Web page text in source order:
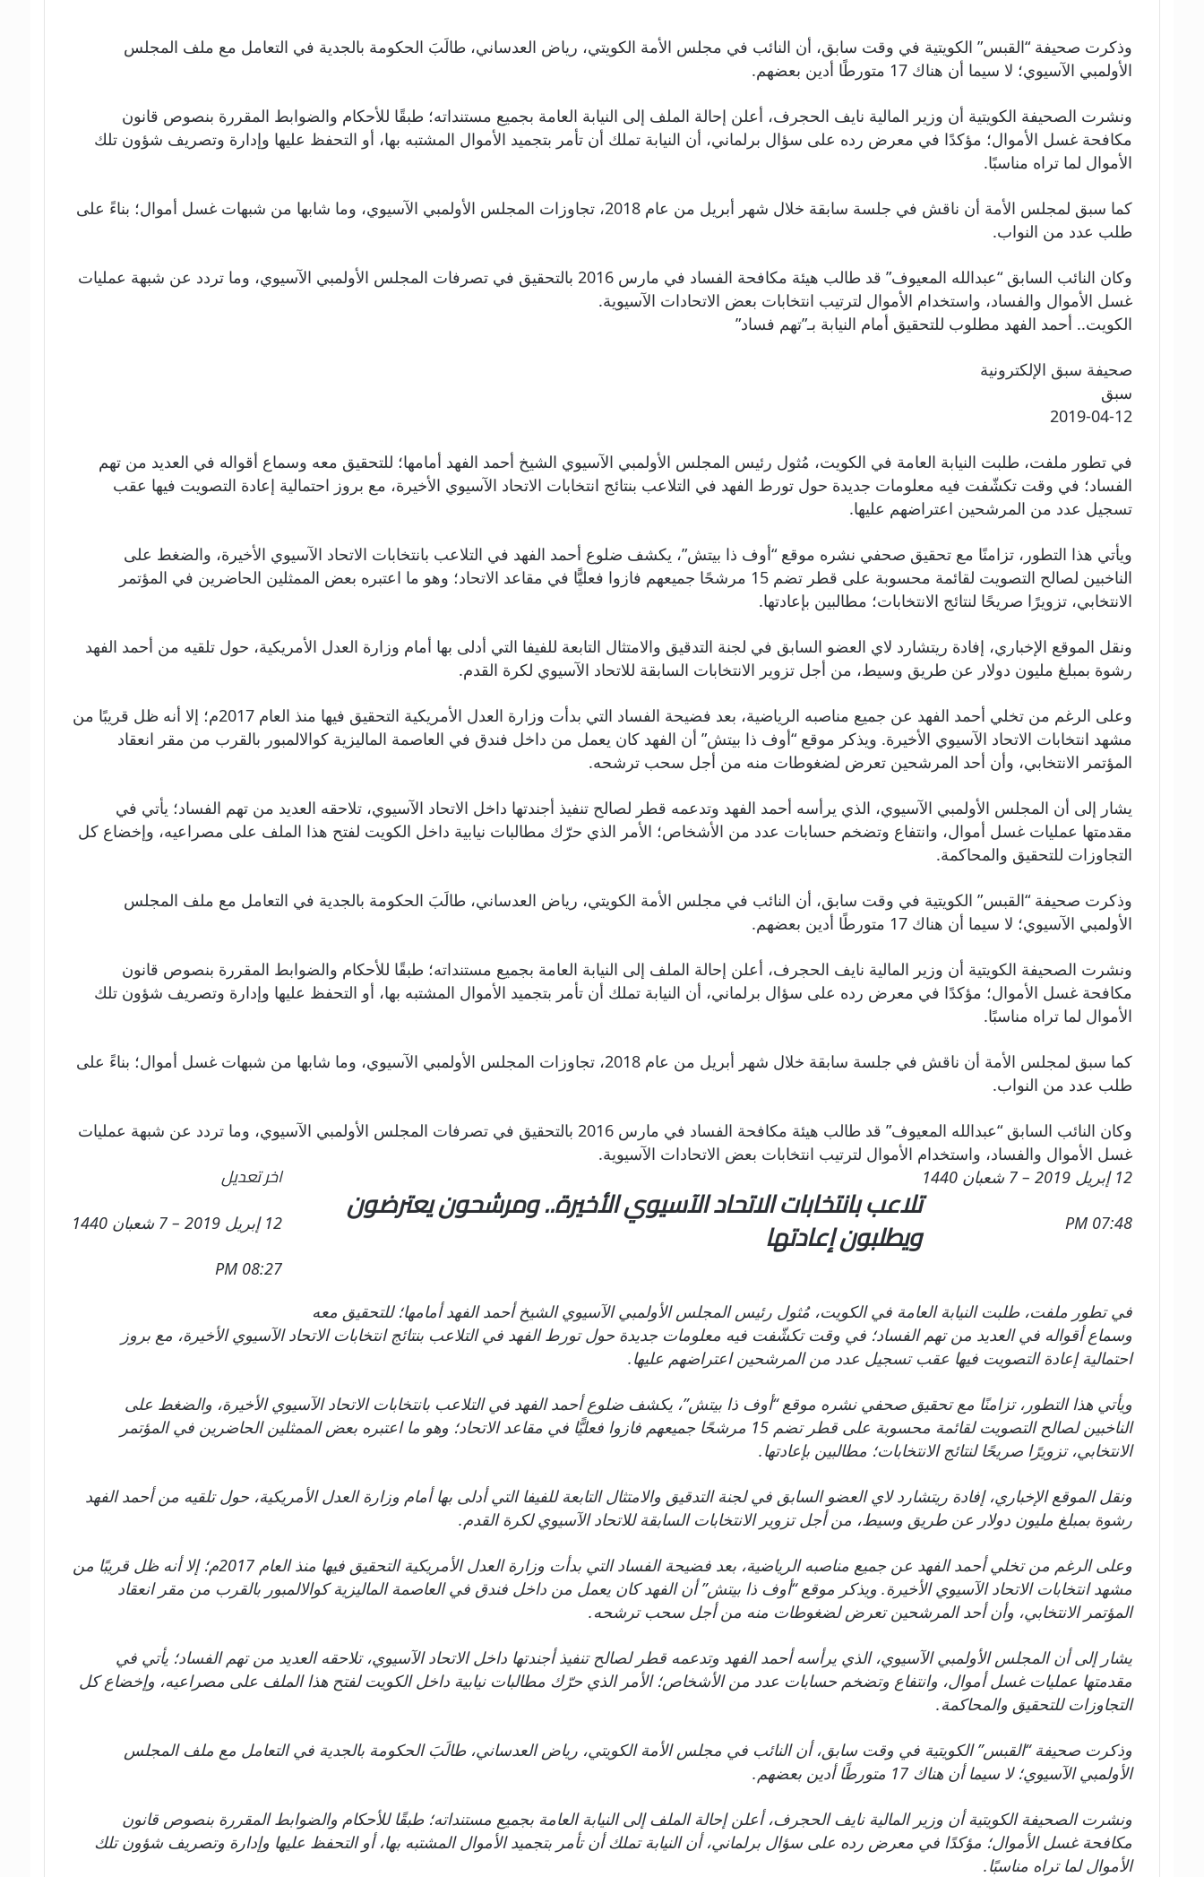
وذكرت صحيفة “القبس” الكويتية في وقت سابق، أن النائب في مجلس الأمة الكويتي، رياض العدساني، طالَبَ الحكومة بالجدية في التعامل مع ملف المجلس
الأولمبي الآسيوي؛ لا سيما أن هناك 17 متورطًا أدين بعضهم.
ونشرت الصحيفة الكويتية أن وزير المالية نايف الحجرف، أعلن إحالة الملف إلى النيابة العامة بجميع مستنداته؛ طبقًا للأحكام والضوابط المقررة بنصوص قانون
مكافحة غسل الأموال؛ مؤكدًا في معرض رده على سؤال برلماني، أن النيابة تملك أن تأمر بتجميد الأموال المشتبه بها، أو التحفظ عليها وإدارة وتصريف شؤون تلك
الأموال لما تراه مناسبًا.
كما سبق لمجلس الأمة أن ناقش في جلسة سابقة خلال شهر أبريل من عام 2018، تجاوزات المجلس الأولمبي الآسيوي، وما شابها من شبهات غسل أموال؛ بناءً على
طلب عدد من النواب.
وكان النائب السابق “عبدالله المعيوف” قد طالب هيئة مكافحة الفساد في مارس 2016 بالتحقيق في تصرفات المجلس الأولمبي الآسيوي، وما تردد عن شبهة عمليات
غسل الأموال والفساد، واستخدام الأموال لترتيب انتخابات بعض الاتحادات الآسيوية.
الكويت.. أحمد الفهد مطلوب للتحقيق أمام النيابة بـ”تهم فساد”
صحيفة سبق الإلكترونية
سبق
2019-04-12
في تطور ملفت، طلبت النيابة العامة في الكويت، مُثول رئيس المجلس الأولمبي الآسيوي الشيخ أحمد الفهد أمامها؛ للتحقيق معه وسماع أقواله في العديد من تهم
الفساد؛ في وقت تكشّفت فيه معلومات جديدة حول تورط الفهد في التلاعب بنتائج انتخابات الاتحاد الآسيوي الأخيرة، مع بروز احتمالية إعادة التصويت فيها عقب
تسجيل عدد من المرشحين اعتراضهم عليها.
ويأتي هذا التطور، تزامنًا مع تحقيق صحفي نشره موقع “أوف ذا بيتش”، يكشف ضلوع أحمد الفهد في التلاعب بانتخابات الاتحاد الآسيوي الأخيرة، والضغط على
الناخبين لصالح التصويت لقائمة محسوبة على قطر تضم 15 مرشحًا جميعهم فازوا فعليًّا في مقاعد الاتحاد؛ وهو ما اعتبره بعض الممثلين الحاضرين في المؤتمر
الانتخابي، تزويرًا صريحًا لنتائج الانتخابات؛ مطالبين بإعادتها.
ونقل الموقع الإخباري، إفادة ريتشارد لاي العضو السابق في لجنة التدقيق والامتثال التابعة للفيفا التي أدلى بها أمام وزارة العدل الأمريكية، حول تلقيه من أحمد الفهد
رشوة بمبلغ مليون دولار عن طريق وسيط، من أجل تزوير الانتخابات السابقة للاتحاد الآسيوي لكرة القدم.
وعلى الرغم من تخلي أحمد الفهد عن جميع مناصبه الرياضية، بعد فضيحة الفساد التي بدأت وزارة العدل الأمريكية التحقيق فيها منذ العام 2017م؛ إلا أنه ظل قريبًا من
مشهد انتخابات الاتحاد الآسيوي الأخيرة. ويذكر موقع “أوف ذا بيتش” أن الفهد كان يعمل من داخل فندق في العاصمة الماليزية كوالالمبور بالقرب من مقر انعقاد
المؤتمر الانتخابي، وأن أحد المرشحين تعرض لضغوطات منه من أجل سحب ترشحه.
يشار إلى أن المجلس الأولمبي الآسيوي، الذي يرأسه أحمد الفهد وتدعمه قطر لصالح تنفيذ أجندتها داخل الاتحاد الآسيوي، تلاحقه العديد من تهم الفساد؛ يأتي في
مقدمتها عمليات غسل أموال، وانتفاع وتضخم حسابات عدد من الأشخاص؛ الأمر الذي حرّك مطالبات نيابية داخل الكويت لفتح هذا الملف على مصراعيه، وإخضاع كل
التجاوزات للتحقيق والمحاكمة.
وذكرت صحيفة “القبس” الكويتية في وقت سابق، أن النائب في مجلس الأمة الكويتي، رياض العدساني، طالَبَ الحكومة بالجدية في التعامل مع ملف المجلس
الأولمبي الآسيوي؛ لا سيما أن هناك 17 متورطًا أدين بعضهم.
ونشرت الصحيفة الكويتية أن وزير المالية نايف الحجرف، أعلن إحالة الملف إلى النيابة العامة بجميع مستنداته؛ طبقًا للأحكام والضوابط المقررة بنصوص قانون
مكافحة غسل الأموال؛ مؤكدًا في معرض رده على سؤال برلماني، أن النيابة تملك أن تأمر بتجميد الأموال المشتبه بها، أو التحفظ عليها وإدارة وتصريف شؤون تلك
الأموال لما تراه مناسبًا.
كما سبق لمجلس الأمة أن ناقش في جلسة سابقة خلال شهر أبريل من عام 2018، تجاوزات المجلس الأولمبي الآسيوي، وما شابها من شبهات غسل أموال؛ بناءً على
طلب عدد من النواب.
وكان النائب السابق “عبدالله المعيوف” قد طالب هيئة مكافحة الفساد في مارس 2016 بالتحقيق في تصرفات المجلس الأولمبي الآسيوي، وما تردد عن شبهة عمليات
غسل الأموال والفساد، واستخدام الأموال لترتيب انتخابات بعض الاتحادات الآسيوية.
12 إبريل 2019 – 7 شعبان 1440
07:48 PM
اخر تعديل
12 إبريل 2019 – 7 شعبان 1440
08:27 PM
تلاعب بانتخابات الاتحاد الآسيوي الأخيرة.. ومرشحون يعترضون
ويطلبون إعادتها
في تطور ملفت، طلبت النيابة العامة في الكويت، مُثول رئيس المجلس الأولمبي الآسيوي الشيخ أحمد الفهد أمامها؛ للتحقيق معه
وسماع أقواله في العديد من تهم الفساد؛ في وقت تكشّفت فيه معلومات جديدة حول تورط الفهد في التلاعب بنتائج انتخابات الاتحاد الآسيوي الأخيرة، مع بروز
احتمالية إعادة التصويت فيها عقب تسجيل عدد من المرشحين اعتراضهم عليها.
ويأتي هذا التطور، تزامنًا مع تحقيق صحفي نشره موقع “أوف ذا بيتش”، يكشف ضلوع أحمد الفهد في التلاعب بانتخابات الاتحاد الآسيوي الأخيرة، والضغط على
الناخبين لصالح التصويت لقائمة محسوبة على قطر تضم 15 مرشحًا جميعهم فازوا فعليًّا في مقاعد الاتحاد؛ وهو ما اعتبره بعض الممثلين الحاضرين في المؤتمر
الانتخابي، تزويرًا صريحًا لنتائج الانتخابات؛ مطالبين بإعادتها.
ونقل الموقع الإخباري، إفادة ريتشارد لاي العضو السابق في لجنة التدقيق والامتثال التابعة للفيفا التي أدلى بها أمام وزارة العدل الأمريكية، حول تلقيه من أحمد الفهد
رشوة بمبلغ مليون دولار عن طريق وسيط، من أجل تزوير الانتخابات السابقة للاتحاد الآسيوي لكرة القدم.
وعلى الرغم من تخلي أحمد الفهد عن جميع مناصبه الرياضية، بعد فضيحة الفساد التي بدأت وزارة العدل الأمريكية التحقيق فيها منذ العام 2017م؛ إلا أنه ظل قريبًا من
مشهد انتخابات الاتحاد الآسيوي الأخيرة. ويذكر موقع “أوف ذا بيتش” أن الفهد كان يعمل من داخل فندق في العاصمة الماليزية كوالالمبور بالقرب من مقر انعقاد
المؤتمر الانتخابي، وأن أحد المرشحين تعرض لضغوطات منه من أجل سحب ترشحه.
يشار إلى أن المجلس الأولمبي الآسيوي، الذي يرأسه أحمد الفهد وتدعمه قطر لصالح تنفيذ أجندتها داخل الاتحاد الآسيوي، تلاحقه العديد من تهم الفساد؛ يأتي في
مقدمتها عمليات غسل أموال، وانتفاع وتضخم حسابات عدد من الأشخاص؛ الأمر الذي حرّك مطالبات نيابية داخل الكويت لفتح هذا الملف على مصراعيه، وإخضاع كل
التجاوزات للتحقيق والمحاكمة.
وذكرت صحيفة “القبس” الكويتية في وقت سابق، أن النائب في مجلس الأمة الكويتي، رياض العدساني، طالَبَ الحكومة بالجدية في التعامل مع ملف المجلس
الأولمبي الآسيوي؛ لا سيما أن هناك 17 متورطًا أدين بعضهم.
ونشرت الصحيفة الكويتية أن وزير المالية نايف الحجرف، أعلن إحالة الملف إلى النيابة العامة بجميع مستنداته؛ طبقًا للأحكام والضوابط المقررة بنصوص قانون
مكافحة غسل الأموال؛ مؤكدًا في معرض رده على سؤال برلماني، أن النيابة تملك أن تأمر بتجميد الأموال المشتبه بها، أو التحفظ عليها وإدارة وتصريف شؤون تلك
الأموال لما تراه مناسبًا.